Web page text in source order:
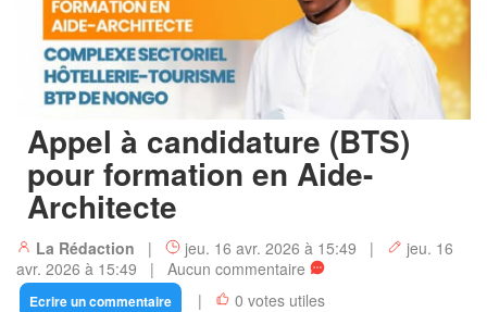
Appel à candidature (BTS)
pour formation en Aide-
Architecte
La Rédaction | jeu. 16 avr. 2026 à 15:49 |
jeu. 16
avr. 2026 à 15:49 | Aucun commentaire
Ecrire un commentaire | 0 votes utiles